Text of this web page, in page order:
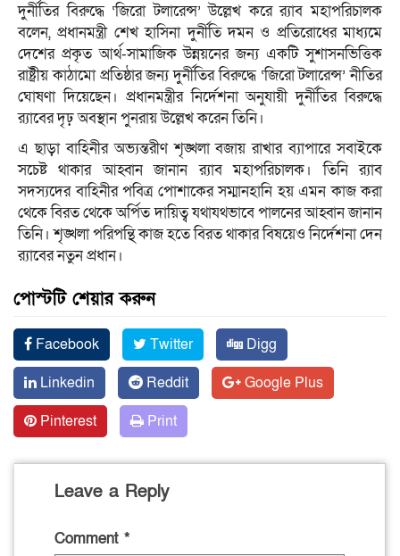
দুর্নীতির বিরুদ্ধে ‘জিরো টলারেন্স’ উল্লে­খ করে র‌্যাব মহাপরিচালক
বলেন, প্রধানমন্ত্রী শেখ হাসিনা দুর্নীতি দমন ও প্রতিরোধের মাধ্যমে
দেশের প্রকৃত আর্থ-সামাজিক উন্নয়নের জন্য একটি সুশাসনভিত্তিক
রাষ্ট্রীয় কাঠামো প্রতিষ্ঠার জন্য দুর্নীতির বিরুদ্ধে ‘জিরো টলারেন্স’ নীতির
ঘোষণা দিয়েছেন। প্রধানমন্ত্রীর নির্দেশনা অনুযায়ী দুর্নীতির বিরুদ্ধে
র‌্যাবের দৃঢ় অবস্থান পুনরায় উল্লে­খ করেন তিনি।
এ ছাড়া বাহিনীর অভ্যন্তরীণ শৃঙ্খলা বজায় রাখার ব্যাপারে সবাইকে
সচেষ্ট থাকার আহ্বান জানান র‌্যাব মহাপরিচালক। তিনি র‌্যাব
সদস্যদের বাহিনীর পবিত্র পোশাকের সম্মানহানি হয় এমন কাজ করা
থেকে বিরত থেকে অর্পিত দায়িত্ব যথাযথভাবে পালনের আহ্বান জানান
তিনি। শৃঙ্খলা পরিপন্থি কাজ হতে বিরত থাকার বিষয়েও নির্দেশনা দেন
র‌্যাবের নতুন প্রধান।
পোস্টটি শেয়ার করুন
Facebook Twitter
Digg
Linkedin
Reddit
Google Plus
Pinterest
Print
Leave a Reply
Comment *